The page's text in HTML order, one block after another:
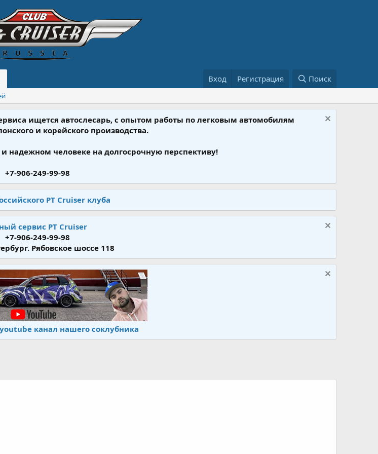
Вход Регистрация Поиск
ищется автослесарь, с опытом работы по легковым автомобилям
и корейского производства.
надежном человеке на долгосрочную перспективу!
+7-906-249-99-98
PT Cruiser клуба
сервис PT Cruiser
+7-906-249-99-98
Рябовское шоссе 118
канал нашего соклубника